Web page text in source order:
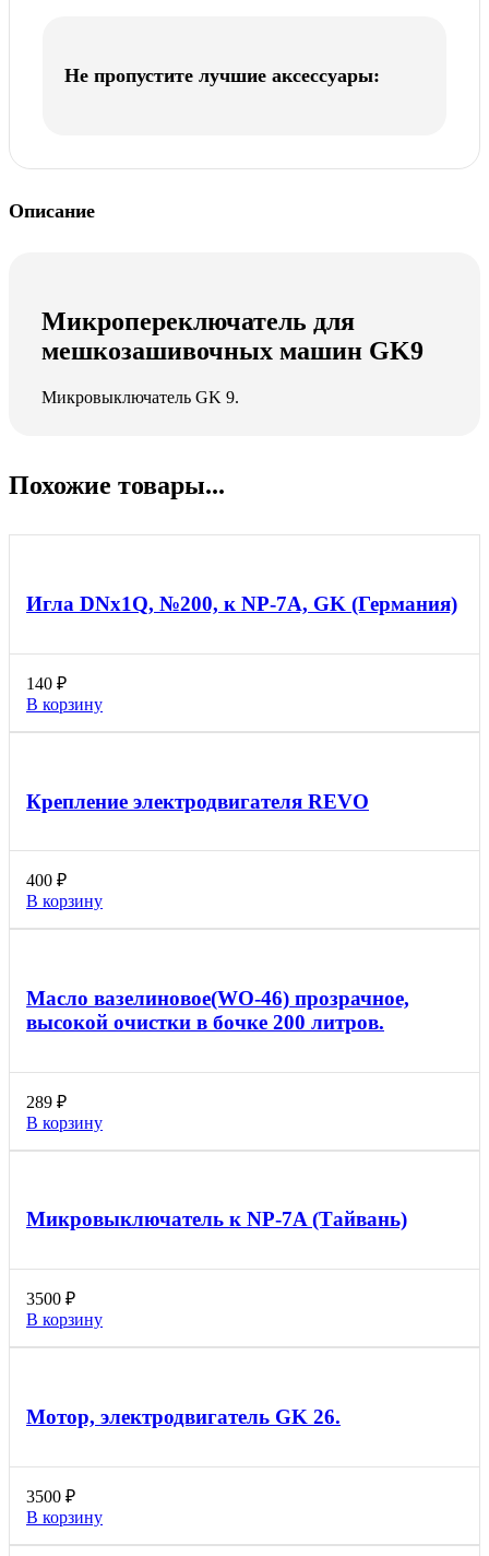
Не пропустите лучшие аксессуары:
Описание
Микропереключатель для
мешкозашивочных машин GK9
Микровыключатель GK 9.
Похожие товары...
Игла DNx1Q, №200, к NP-7A, GK (Германия)
140 ₽
В корзину
Крепление электродвигателя REVO
400 ₽
В корзину
Масло вазелиновое(WO-46) прозрачное,
высокой очистки в бочке 200 литров.
289 ₽
В корзину
Микровыключатель к NP-7A (Тайвань)
3500 ₽
В корзину
Мотор, электродвигатель GK 26.
3500 ₽
В корзину